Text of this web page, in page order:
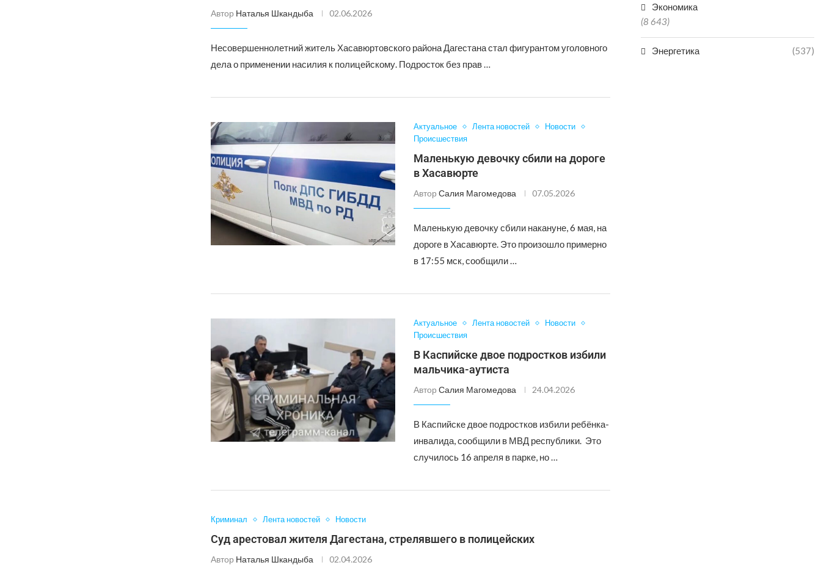
Автор Наталья Шкандыба 02.06.2026
Несовершеннолетний житель Хасавюртовского района Дагестана стал фигурантом уголовного
дела о применении насилия к полицейскому. Подросток без прав …
Актуальное Лента новостей
Новости
Происшествия
Маленькую девочку сбили на дороге
в Хасавюрте
АвторСалия Магомедова 07.05.2026
Маленькую девочку сбили накануне, 6 мая, на
дороге в Хасавюрте. Это произошло примерно
в 17:55 мск, сообщили …
Актуальное Лента новостей
Новости
Происшествия
В Каспийске двое подростков избили
мальчика-аутиста
АвторСалия Магомедова 24.04.2026
В Каспийске двое подростков избили ребёнка-
инвалида, сообщили в МВД республики. Это
случилось 16 апреля в парке, но …
Криминал Лента новостей Новости
Суд арестовал жителя Дагестана, стрелявшего в полицейских
Автор Наталья Шкандыба 02.04.2026
Экономика
(8 643)
Энергетика (537)